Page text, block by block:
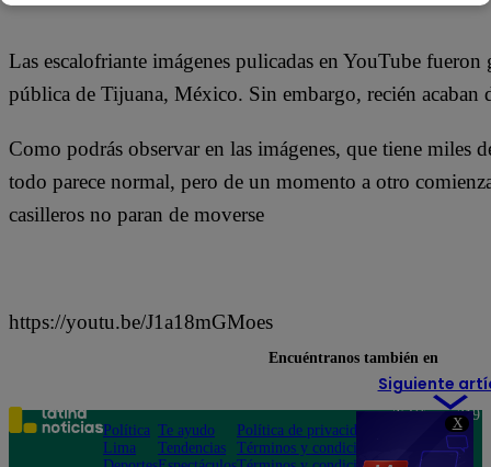
X
Las escalofriante imágenes pulicadas en YouTube fueron
pública de Tijuana, México. Sin embargo, recién acaban
Como podrás observar en las imágenes, que tiene miles
todo parece normal, pero de un momento a otro
casilleros no paran de moverse
https://youtu.be/J1a18mGMoes
Siguiente
Encuéntranos también en
Política
Lima
Te ayudo
Tendencias
Política de privacidad
Términos y condiciones
Teléfono: 219
Av. San